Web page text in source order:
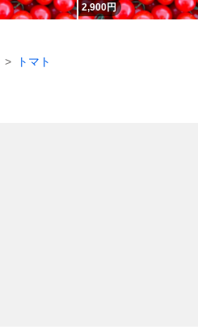
2,900円
トマト